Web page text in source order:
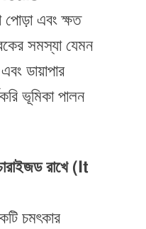
পোড়া এবং ক্ষত
সমস্যা যেমন
ডায়াপার
ভূমিকা পালন
রাখে (It
চমৎকার